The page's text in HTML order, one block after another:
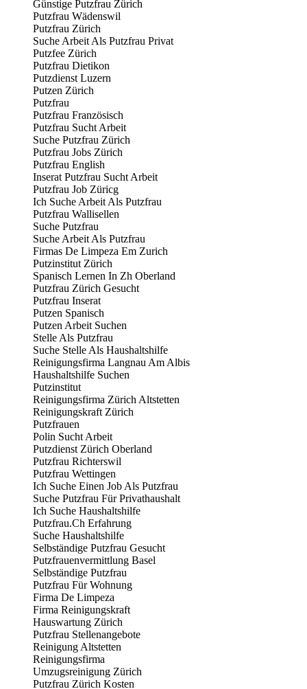
Günstige Putzfrau Zürich
Putzfrau Wädenswil
Putzfrau Zürich
Suche Arbeit Als Putzfrau Privat
Putzfee Zürich
Putzfrau Dietikon
Putzdienst Luzern
Putzen Zürich
Putzfrau
Putzfrau Französisch
Putzfrau Sucht Arbeit
Suche Putzfrau Zürich
Putzfrau Jobs Zürich
Putzfrau English
Inserat Putzfrau Sucht Arbeit
Putzfrau Job Züricg
Ich Suche Arbeit Als Putzfrau
Putzfrau Wallisellen
Suche Putzfrau
Suche Arbeit Als Putzfrau
Firmas De Limpeza Em Zurich
Putzinstitut Zürich
Spanisch Lernen In Zh Oberland
Putzfrau Zürich Gesucht
Putzfrau Inserat
Putzen Spanisch
Putzen Arbeit Suchen
Stelle Als Putzfrau
Suche Stelle Als Haushaltshilfe
Reinigungsfirma Langnau Am Albis
Haushaltshilfe Suchen
Putzinstitut
Reinigungsfirma Zürich Altstetten
Reinigungskraft Zürich
Putzfrauen
Polin Sucht Arbeit
Putzdienst Zürich Oberland
Putzfrau Richterswil
Putzfrau Wettingen
Ich Suche Einen Job Als Putzfrau
Suche Putzfrau Für Privathaushalt
Ich Suche Haushaltshilfe
Putzfrau.Ch Erfahrung
Suche Haushaltshilfe
Selbständige Putzfrau Gesucht
Putzfrauenvermittlung Basel
Selbständige Putzfrau
Putzfrau Für Wohnung
Firma De Limpeza
Firma Reinigungskraft
Hauswartung Zürich
Putzfrau Stellenangebote
Reinigung Altstetten
Reinigungsfirma
Umzugsreinigung Zürich
Putzfrau Zürich Kosten